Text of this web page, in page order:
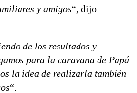
y amigos“, dijo
de los resultados y
para la caravana de Papá
la idea de realizarla también
“.